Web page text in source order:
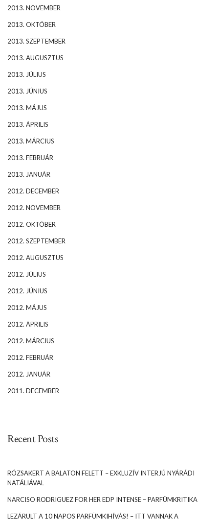
2013. NOVEMBER
2013. OKTÓBER
2013. SZEPTEMBER
2013. AUGUSZTUS
2013. JÚLIUS
2013. JÚNIUS
2013. MÁJUS
2013. ÁPRILIS
2013. MÁRCIUS
2013. FEBRUÁR
2013. JANUÁR
2012. DECEMBER
2012. NOVEMBER
2012. OKTÓBER
2012. SZEPTEMBER
2012. AUGUSZTUS
2012. JÚLIUS
2012. JÚNIUS
2012. MÁJUS
2012. ÁPRILIS
2012. MÁRCIUS
2012. FEBRUÁR
2012. JANUÁR
2011. DECEMBER
Recent Posts
RÓZSAKERT A BALATON FELETT – EXKLUZÍV INTERJÚ NYÁRÁDI
NATÁLIÁVAL
NARCISO RODRIGUEZ FOR HER EDP INTENSE – PARFÜMKRITIKA
LEZÁRULT A 10 NAPOS PARFÜMKIHÍVÁS! – ITT VANNAK A